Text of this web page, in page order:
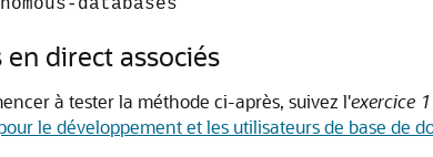
databases
direct associés
à tester la méthode ci-après, suivez l'exercice
le développement et les utilisateurs de base de